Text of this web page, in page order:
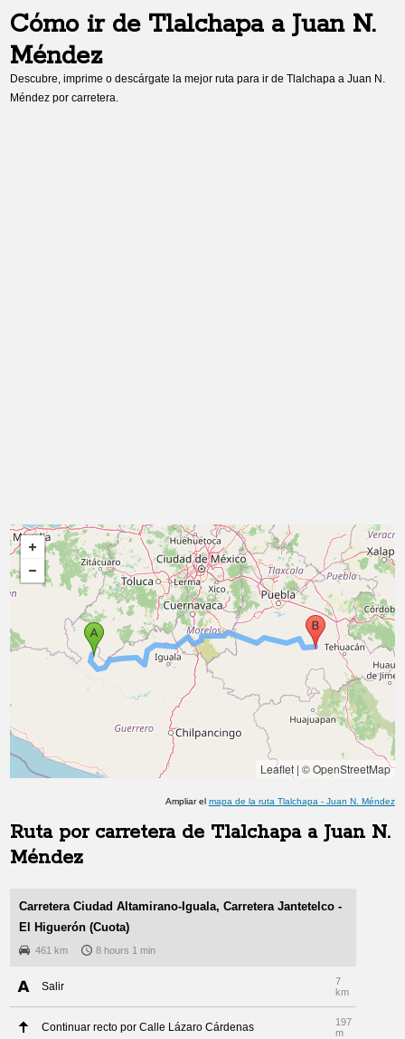
Cómo ir de TlalchapaaJuan N.
Méndez
Descubre, imprime o descárgate la mejor ruta para ir deTlalchapa aJuan N.
Méndez por carretera.
Leaflet| © OpenStreetMap
Ampliar el mapa de la ruta Tlalchapa - Juan N. Méndez
Ruta por carretera de TlalchapaaJuan N.
Méndez
Carretera Ciudad Altamirano-Iguala, Carretera Jantetelco -
El Higuerón (Cuota)
461 km 8 hours 1 min
Salir
7
km
Continuar recto por Calle Lázaro Cárdenas
197
m